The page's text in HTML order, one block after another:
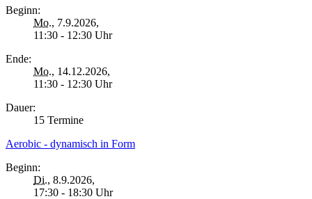
Beginn:
Mo., 7.9.2026,
11:30 - 12:30 Uhr
Ende:
Mo., 14.12.2026,
11:30 - 12:30 Uhr
Dauer:
15 Termine
Aerobic - dynamisch in Form
Beginn:
Di., 8.9.2026,
17:30 - 18:30 Uhr